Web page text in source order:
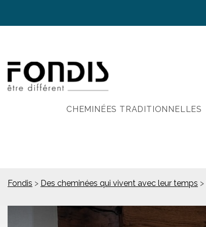
CHEMINÉES TRADITIONNELLES
Fondis > Des cheminées qui vivent avec leur temps >